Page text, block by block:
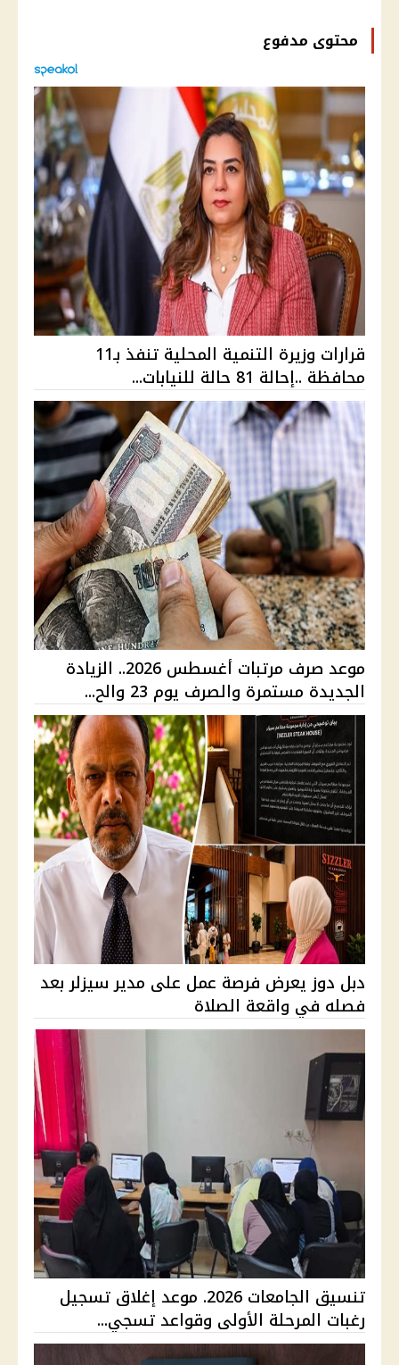
محتوى مدفوع
قرارات وزيرة التنمية المحلية تنفذ بـ11
محافظة ..إحالة 81 حالة للنيابات...
موعد صرف مرتبات أغسطس 2026.. الزيادة
الجديدة مستمرة والصرف يوم 23 والح...
دبل دوز يعرض فرصة عمل على مدير سيزلر بعد
فصله في واقعة الصلاة
تنسيق الجامعات 2026. موعد إغلاق تسجيل
رغبات المرحلة الأولى وقواعد تسجي...